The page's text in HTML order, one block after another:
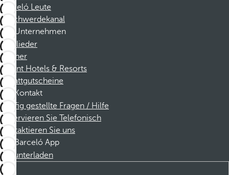
Barceló Leute
Beschwerdekanal
Unternehmen
Mitglieder
Partner
Dorint Hotels & Resorts
Rabattgutscheine
Kontakt
Häufig gestellte Fragen / Hilfe
Reservieren Sie Telefonisch
Kontaktieren Sie uns
Barceló App
Herunterladen